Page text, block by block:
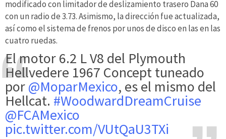
modificado con limitador de deslizamiento trasero Dana 60
con un radio de 3.73. Asimismo, la dirección fue actualizada,
así como el sistema de frenos por unos de disco en las en las
cuatro ruedas.
El motor 6.2 L V8 del Plymouth
Hellvedere 1967 Concept tuneado
por@MoparMexico, es el mismo del
Hellcat. #WoodwardDreamCruise
@FCAMexico
pic.twitter.com/VUtQaU3TXi